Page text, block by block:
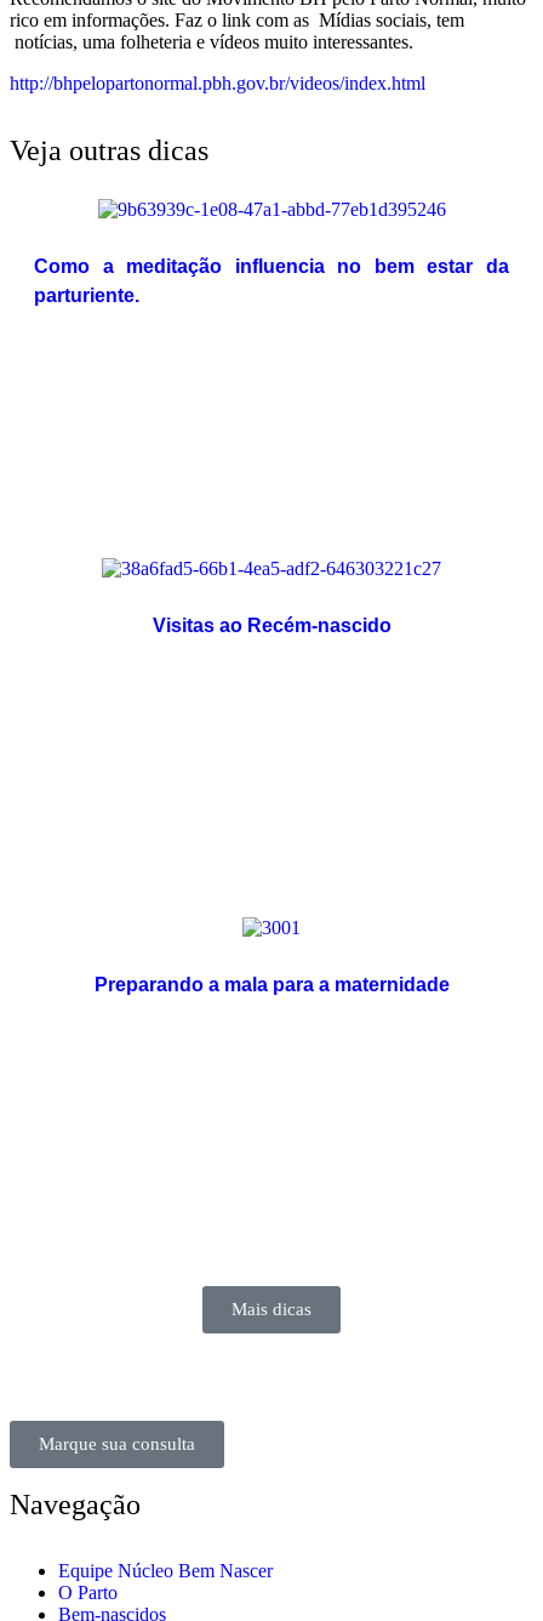
rico em informações. Faz o link com as Mídias sociais, tem
notícias, uma folheteria e vídeos muito interessantes.
http://bhpelopartonormal.pbh.gov.br/videos/index.html
Veja outras dicas
Como a meditação influencia no bem estar da
parturiente.
Visitas ao Recém-nascido
Preparando a mala para a maternidade
Mais dicas
Marque sua consulta
Navegação
Equipe Núcleo Bem Nascer
O Parto
Bem-nascidos